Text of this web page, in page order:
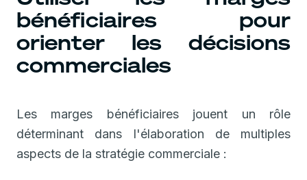
bénéficiaires pour
orienter les décisions
commerciales
Les marges bénéficiaires jouent un rôle
déterminant dans l'élaboration de multiples
aspects de la stratégie commerciale :